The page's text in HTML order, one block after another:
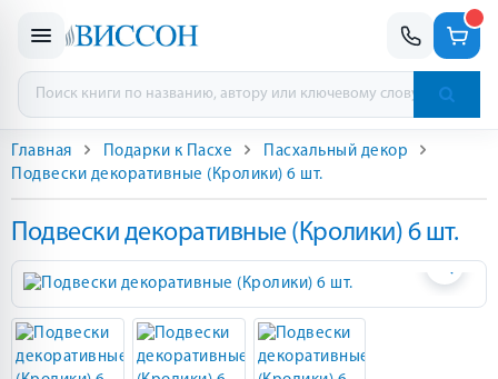
Главная Подарки к Пасхе
Пасхальный декор
Подвески декоративные (Кролики) 6 шт.
Подвески декоративные (Кролики) 6 шт.